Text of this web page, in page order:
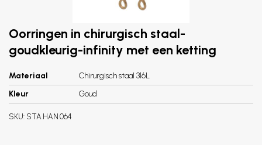
Oorringen in chirurgisch staal-
goudkleurig-infinity met een ketting
Materiaal
Chirurgisch staal 316L
Kleur
Goud
SKU: STA.HAN.064